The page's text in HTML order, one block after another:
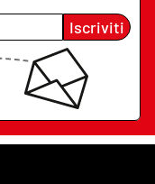
Iscriviti